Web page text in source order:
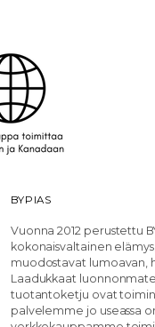
BYPIAS
Vuonna 2012 perustettu
kokonaisvaltainen
muodostavat lumoavan,
Laadukkaat
tuotantoketju ovat
palvelemme jo useassa